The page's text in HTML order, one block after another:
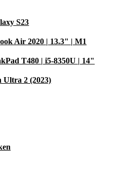
S23
Air 2020 | 13.3" | M1
T480 | i5-8350U | 14"
Ultra 2 (2023)